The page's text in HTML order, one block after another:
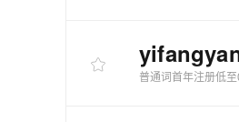
普通词首年注册低